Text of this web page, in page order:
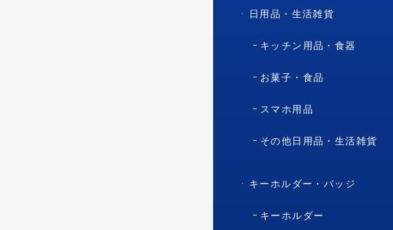
日用品・生活雑貨
キッチン用品・食器
お菓子・食品
スマホ用品
その他日用品・生活雑貨
キーホルダー・バッジ
キーホルダー